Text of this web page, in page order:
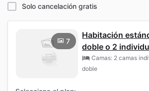
Solo cancelación gratis
7
Habitación
doble o 2
Camas: 2 camas
doble